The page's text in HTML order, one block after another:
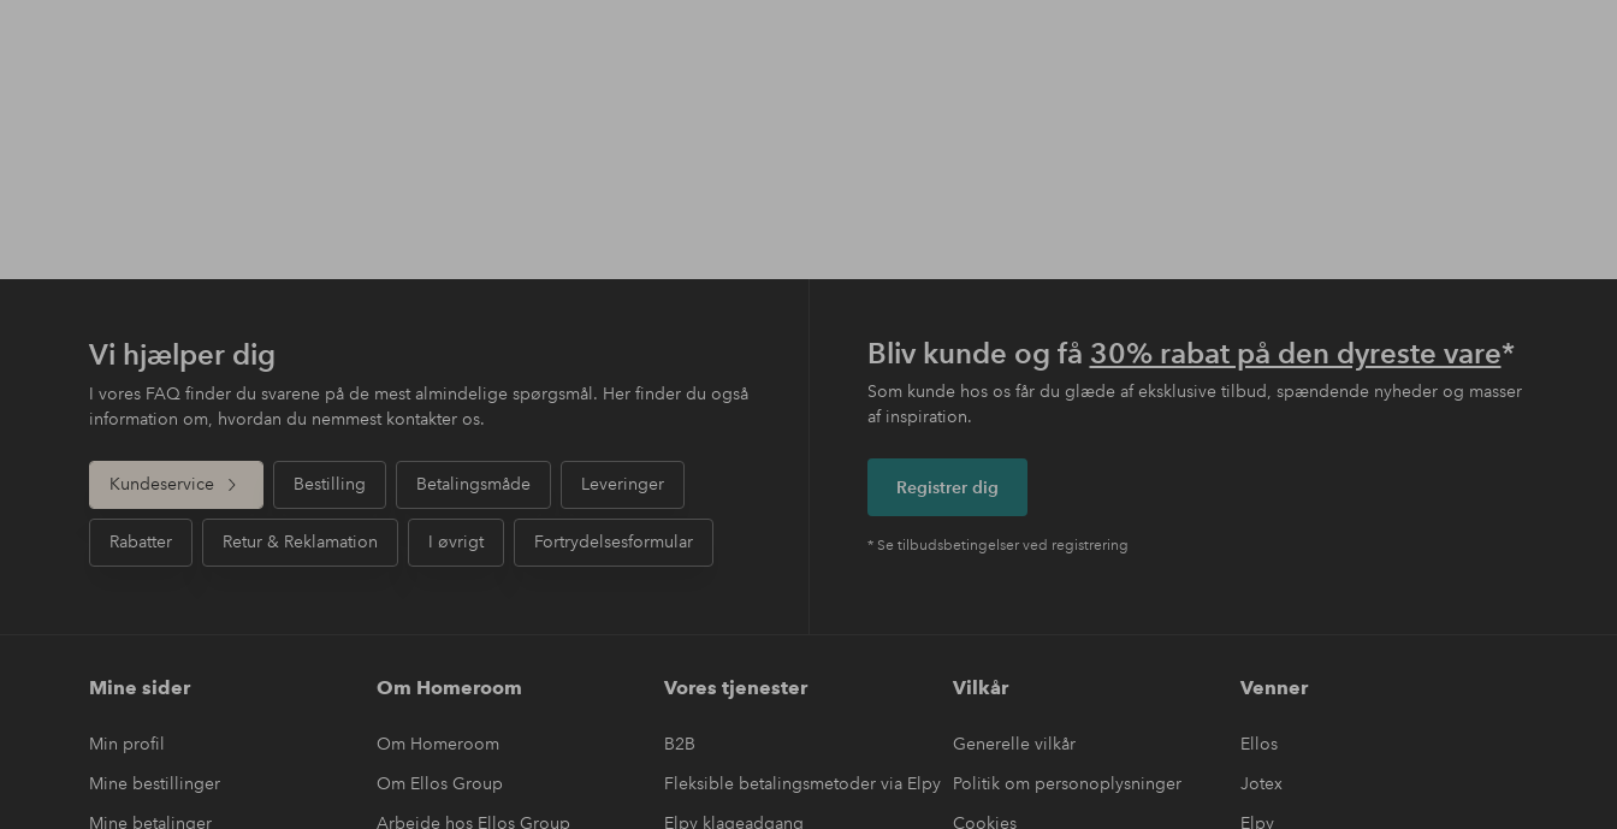
Vi hjælper dig
I vores FAQ finder du svarene på de mest almindelige spørgsmål. Her finder du også
information om, hvordan du nemmest kontakter os.
Kundeservice Bestilling Betalingsmåde Leveringer
Rabatter Retur & Reklamation I øvrigt Fortrydelsesformular
Bliv kunde og få 30% rabat på den dyreste vare*
Som kunde hos os får du glæde af eksklusive tilbud, spændende nyheder og masser
af inspiration.
Registrer dig
* Se tilbudsbetingelser ved registrering
Mine sider
Min profil
Mine bestillinger
Mine betalinger
Om Homeroom
Om Homeroom
Om Ellos Group
Arbejde hos Ellos Group
Vores tjenester
B2B
Fleksible betalingsmetoder via Elpy
Elpy klageadgang
Vilkår
Generelle vilkår
Politik om personoplysninger
Cookies
Venner
Ellos
Jotex
Elpy